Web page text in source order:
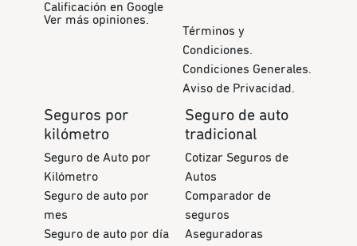
Calificación en Google
Ver más opiniones.
Términos y
Condiciones.
Condiciones Generales.
Aviso de Privacidad.
Seguros por
kilómetro
Seguro de Auto por
Kilómetro
Seguro de auto por
mes
Seguro de auto por día
Seguro de auto
tradicional
Cotizar Seguros de
Autos
Comparador de
seguros
Aseguradoras